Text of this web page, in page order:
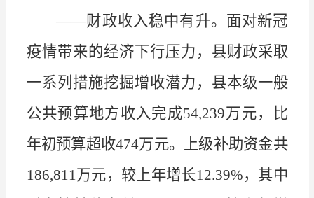
——财政收入稳中有升。面对新冠
疫情带来的经济下行压力，县财政采取
一系列措施挖掘增收潜力，县本级一般
公共预算地方收入完成54,239万元，比
年初预算超收474万元。上级补助资金共
186,811万元，较上年增长12.39%，其中